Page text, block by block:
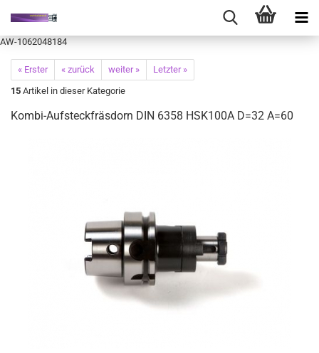
AW-1062048184
« Erster « zurück weiter »
Letzter »
15 Artikel in dieser Kategorie
Kombi-Aufsteckfräsdorn DIN 6358 HSK100A D=32 A=60